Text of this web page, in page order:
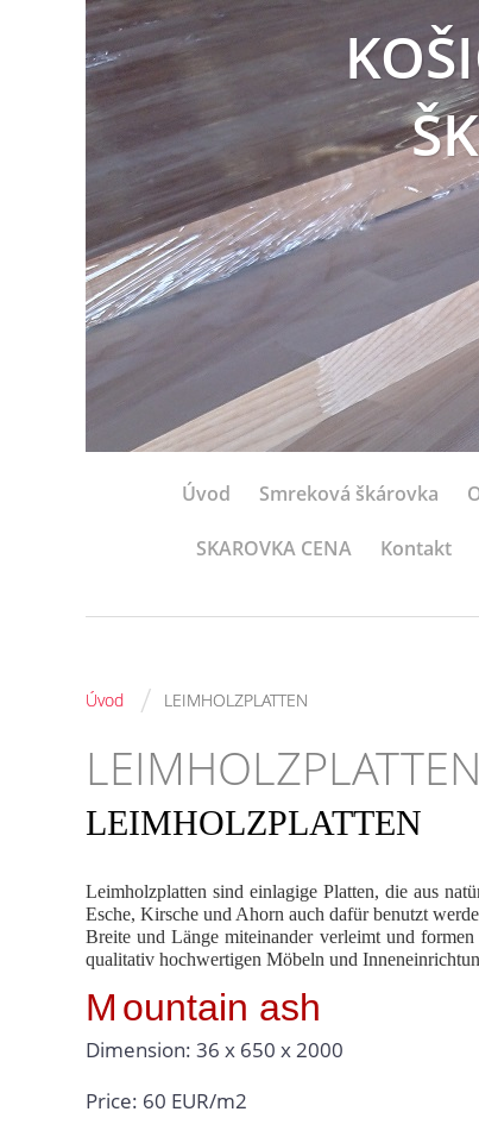
Úvod Smreková škárovka
SKAROVKA CENA Kontakt
Úvod / LEIMHOLZPLATTEN
LEIMHOLZPLATTEN
LEIMHOLZPLATTEN
Leimholzplatten sind einlagige Platten, die aus
Esche, Kirsche und Ahorn auch dafür benutzt
Breite und Länge miteinander verleimt und
qualitativ hochwertigen Möbeln und
M ountain ash
Dimension: 36 x 650 x 2000
Price: 60 EUR/m2